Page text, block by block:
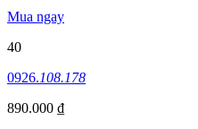
Mua ngay
40
0926.108.178
890.000 ₫